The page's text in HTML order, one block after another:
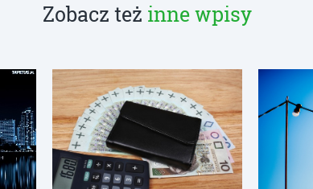
Zobacz też inne wpisy